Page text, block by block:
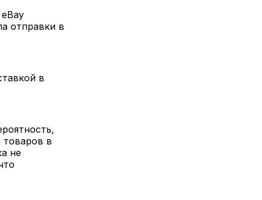
отправки в
в
в
не